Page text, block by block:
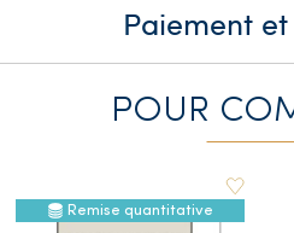
Paiement
POUR
Remise quantitative